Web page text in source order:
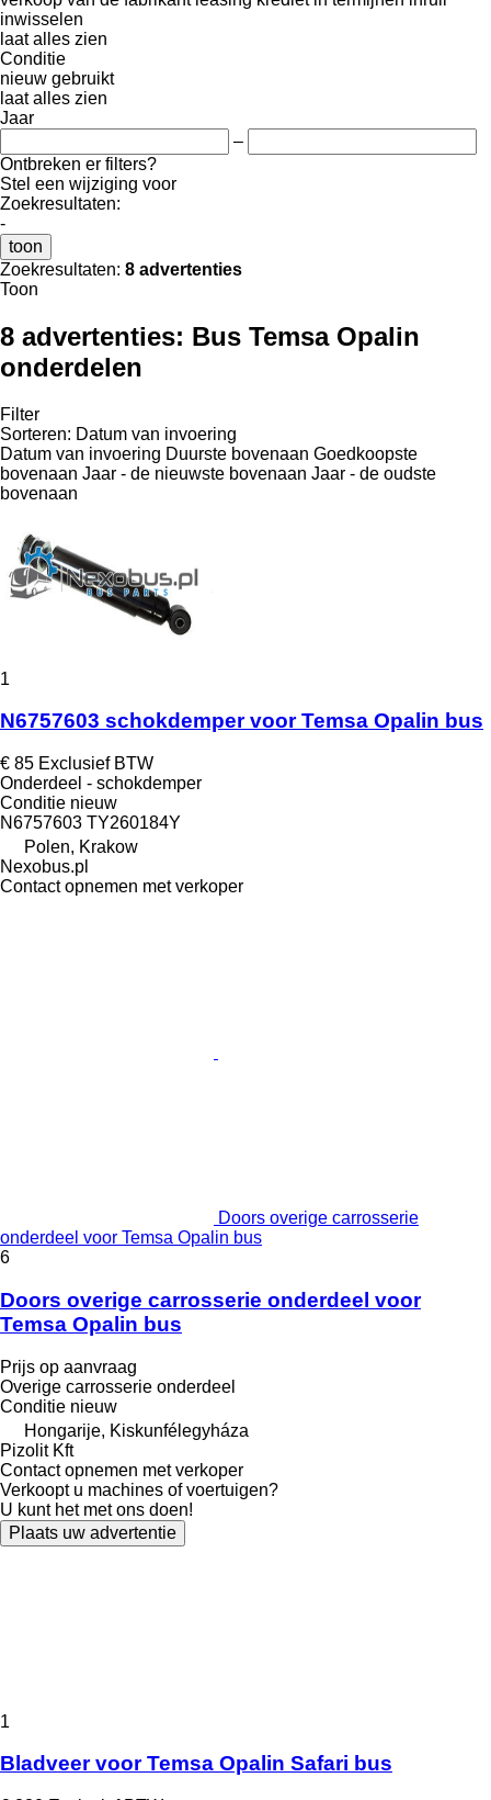
inwisselen
laat alles zien
Conditie
nieuw gebruikt
laat alles zien
Jaar
–
Ontbreken er filters?
Stel een wijziging voor
Zoekresultaten:
-
toon
Zoekresultaten: 8 advertenties
Toon
8 advertenties: Bus Temsa Opalin
onderdelen
Filter
Sorteren: Datum van invoering
Datum van invoering Duurste bovenaan Goedkoopste
bovenaan Jaar - de nieuwste bovenaan Jaar - de oudste
bovenaan
1
N6757603 schokdemper voor Temsa Opalin bus
€ 85 Exclusief BTW
Onderdeel - schokdemper
Conditie nieuw
N6757603 TY260184Y
Polen, Krakow
Nexobus.pl
Contact opnemen met verkoper
Doors overige carrosserie
onderdeel voor Temsa Opalin bus
6
Doors overige carrosserie onderdeel voor
Temsa Opalin bus
Prijs op aanvraag
Overige carrosserie onderdeel
Conditie nieuw
Hongarije, Kiskunfélegyháza
Pizolit Kft
Contact opnemen met verkoper
Verkoopt u machines of voertuigen?
U kunt het met ons doen!
Plaats uw advertentie
1
Bladveer voor Temsa Opalin Safari bus